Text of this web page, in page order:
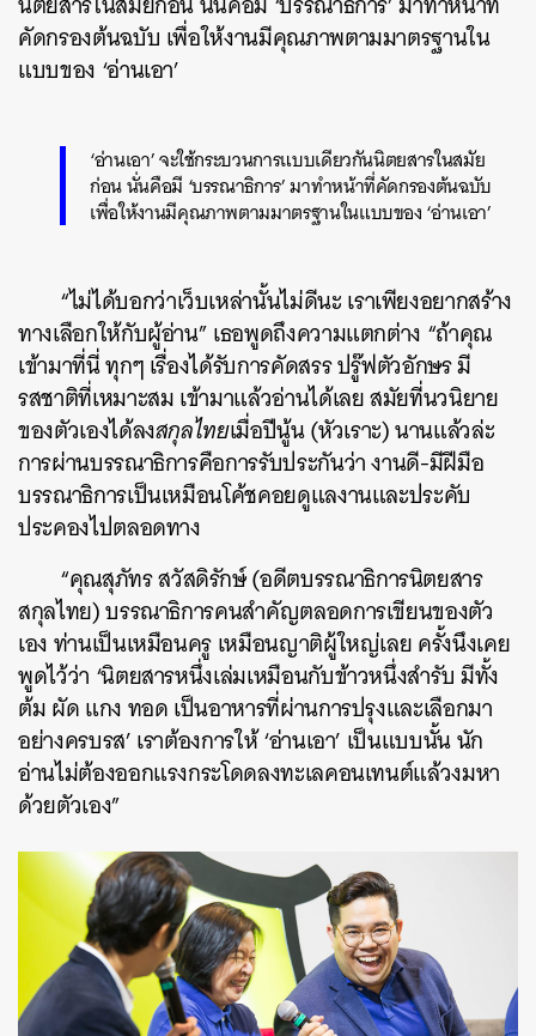
คัดกรองต้นฉบับ เพื่อให้งานมีคุณภาพตามมาตรฐานใน
แบบของ ‘อ่านเอา’
‘อ่านเอา’ จะใช้กระบวนการแบบเดียวกันนิตยสารในสมัย
ก่อน นั่นคือมี ‘บรรณาธิการ’ มาทำหน้าที่คัดกรองต้นฉบับ
เพื่อให้งานมีคุณภาพตามมาตรฐานในแบบของ ‘อ่านเอา’
“ไม่ได้บอกว่าเว็บเหล่านั้นไม่ดีนะ เราเพียงอยากสร้าง
ทางเลือกให้กับผู้อ่าน” เธอพูดถึงความแตกต่าง “ถ้าคุณ
เข้ามาที่นี่ ทุกๆ เรื่องได้รับการคัดสรร ปรู๊ฟตัวอักษร มี
รสชาติที่เหมาะสม เข้ามาแล้วอ่านได้เลย สมัยที่นวนิยาย
ของตัวเองได้ลงสกุลไทยเมื่อปีนู้น (หัวเราะ) นานแล้วล่ะ
การผ่านบรรณาธิการคือการรับประกันว่า งานดี-มีฝีมือ
บรรณาธิการเป็นเหมือนโค้ชคอยดูแลงานและประคับ
ประคองไปตลอดทาง
“คุณสุภัทร สวัสดิรักษ์ (อดีตบรรณาธิการนิตยสาร
สกุลไทย) บรรณาธิการคนสำคัญตลอดการเขียนของตัว
เอง ท่านเป็นเหมือนครู เหมือนญาติผู้ใหญ่เลย ครั้งนึงเคย
พูดไว้ว่า ‘นิตยสารหนึ่งเล่มเหมือนกับข้าวหนึ่งสำรับ มีทั้ง
ต้ม ผัด แกง ทอด เป็นอาหารที่ผ่านการปรุงและเลือกมา
อย่างครบรส’ เราต้องการให้ ‘อ่านเอา’ เป็นแบบนั้น นัก
อ่านไม่ต้องออกแรงกระโดดลงทะเลคอนเทนต์แล้วงมหา
ด้วยตัวเอง”